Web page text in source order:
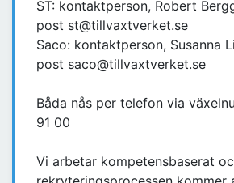
ST: kontaktperson, Robert
post st@tillvaxtverket.se
Saco: kontaktperson, Susanna
post saco@tillvaxtverket.se
Båda nås per telefon via
91 00
Vi arbetar kompetensbaserat